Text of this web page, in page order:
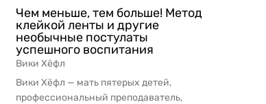
Чем меньше, тем больше! Метод
клейкой ленты и другие
необычные постулаты
успешного воспитания
Вики Хёфл
Вики Хёфл — мать пятерых детей,
профессиональный преподаватель,